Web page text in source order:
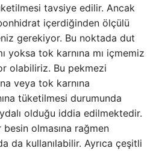
tavsiye edilir. Ancak
içerdiğinden ölçülü
gerekiyor. Bu noktada dut
yoksa tok karnına mı içmemiz
olabiliriz. Bu pekmezi
veya tok karnına
tüketilmesi durumunda
olduğu iddia edilmektedir.
olmasına rağmen
da kullanılabilir. Ayrıca çeşitli